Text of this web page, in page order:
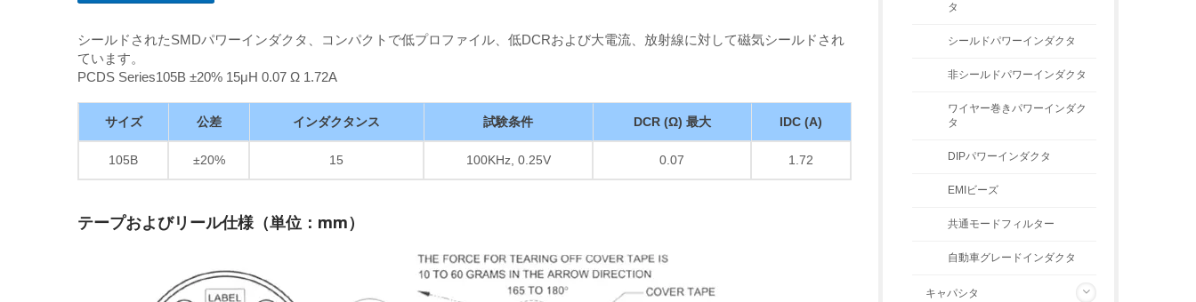
シールドされたSMDパワーインダクタ、コンパクトで低プロファイル、低DCRおよび大電流、放射線に対して磁気シールドされ
ています。
PCDS Series105B ±20% 15μH 0.07 Ω 1.72A
サイズ 公差 インダクタンス 試験条件 DCR (Ω) 最大 IDC (A)
105B ±20% 15 100KHz, 0.25V 0.07 1.72
テープおよびリール仕様（単位：mm）
タ
シールドパワーインダクタ
非シールドパワーインダクタ
ワイヤー巻きパワーインダク
タ
DIPパワーインダクタ
EMIビーズ
共通モードフィルター
自動車グレードインダクタ
キャパシタ